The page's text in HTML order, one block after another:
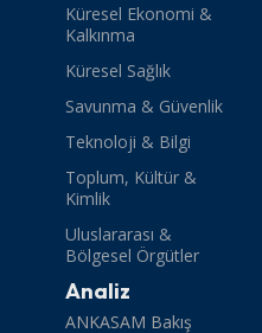
Küresel Ekonomi &
Kalkınma
Küresel Sağlık
Savunma & Güvenlik
Teknoloji & Bilgi
Toplum, Kültür &
Kimlik
Uluslararası &
Bölgesel Örgütler
Analiz
ANKASAM Bakış